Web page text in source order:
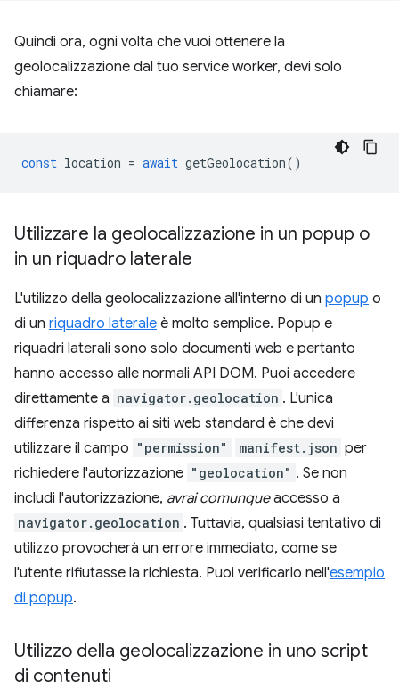
Quindi ora, ogni volta che vuoi ottenere la
geolocalizzazione dal tuo service worker, devi solo
chiamare:
const location = await getGeolocation()
Utilizzare la geolocalizzazione in un popup o
in un riquadro laterale
L'utilizzo della geolocalizzazione all'interno di un popup o
di un riquadro laterale è molto semplice. Popup e
riquadri laterali sono solo documenti web e pertanto
hanno accesso alle normali API DOM. Puoi accedere
direttamente a navigator.geolocation . L'unica
differenza rispetto ai siti web standard è che devi
utilizzare il campo "permission" manifest.json per
richiedere l'autorizzazione "geolocation" . Se non
includi l'autorizzazione, avrai comunqueaccesso a
navigator.geolocation . Tuttavia, qualsiasi tentativo di
utilizzo provocherà un errore immediato, come se
l'utente rifiutasse la richiesta. Puoi verificarlo nell'esempio
di popup.
Utilizzo della geolocalizzazione in uno script
di contenuti